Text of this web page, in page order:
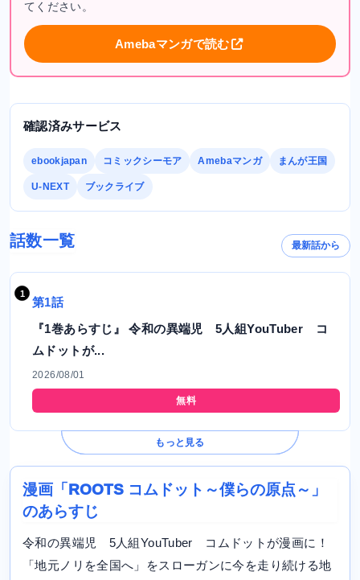
てください。
Amebaマンガで読む
確認済みサービス
ebookjapan コミックシーモア Amebaマンガ まんが王国
U-NEXT ブックライブ
話数一覧 最新話から
第1話
『1巻あらすじ』 令和の異端児 5人組YouTuber コ
ムドットが...
2026/08/01
無料
もっと見る
漫画「ROOTS コムドット～僕らの原点～」
のあらすじ
令和の異端児 5人組YouTuber コムドットが漫画に！
「地元ノリを全国へ」をスローガンに今を走り続ける地